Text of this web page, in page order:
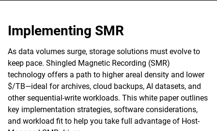
Implementing SMR
As data volumes surge, storage solutions must evolve to
keep pace. Shingled Magnetic Recording (SMR)
technology offers a path to higher areal density and lower
$/TB—ideal for archives, cloud backups, AI datasets, and
other sequential-write workloads. This white paper outlines
key implementation strategies, software considerations,
and workload fit to help you take full advantage of Host-